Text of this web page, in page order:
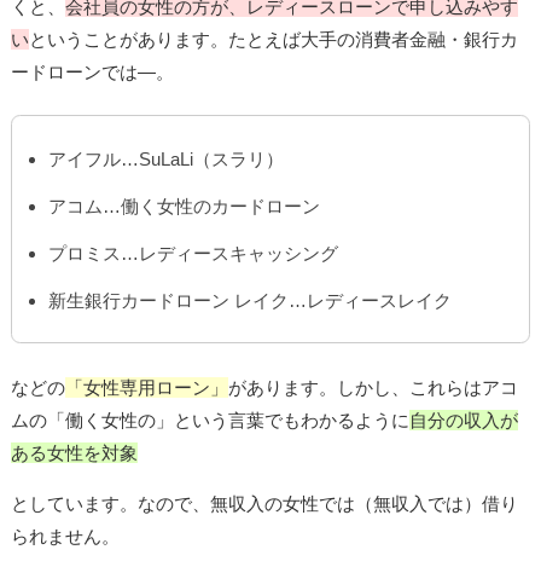
くと、会社員の女性の方が、レディースローンで申し込みやす
いということがあります。たとえば大手の消費者金融・銀行カ
ードローンでは―。
アイフル…SuLaLi（スラリ）
アコム…働く女性のカードローン
プロミス…レディースキャッシング
新生銀行カードローン レイク…レディースレイク
などの 「女性専用ローン」 があります。しかし、これらはアコ
ムの「働く女性の」という言葉でもわかるように 自分の収入が
ある女性を対象
としています。なので、無収入の女性では（無収入では）借り
られません。